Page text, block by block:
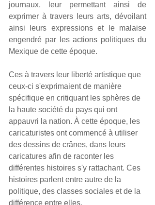
journaux, leur permettant ainsi de
exprimer à travers leurs arts, dévoilant
ainsi leurs expressions et le malaise
engendré par les actions politiques du
Mexique de cette époque.
Ces à travers leur liberté artistique que
ceux-ci s'exprimaient de manière
spécifique en critiquant les sphères de
la haute société du pays qui ont
appauvri la nation. À cette époque, les
caricaturistes ont commencé à utiliser
des dessins de crânes, dans leurs
caricatures afin de raconter les
différentes histoires s'y rattachant. Ces
histoires parlent entre autre de la
politique, des classes sociales et de la
différence entre elles.